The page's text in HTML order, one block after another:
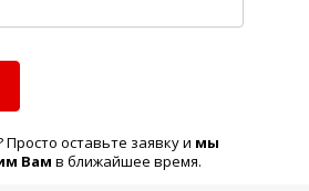
оставьте заявку и мы
Вам в ближайшее время.